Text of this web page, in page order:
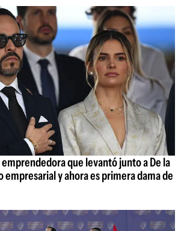
emprendedora que levantó junto a De la
empresarial y ahora es primera dama de